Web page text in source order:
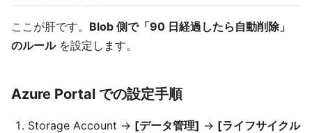
ここが肝です。 Blob 側で「90 日経過したら自動削除」
のルールを設定します。
Azure Portal での設定手順
Storage Account → [データ管理] → [ライフサイクル